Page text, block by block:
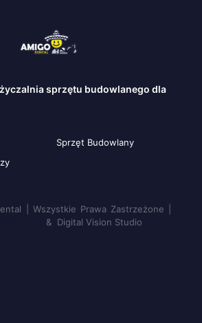
sprzętu budowlanego dla
Sprzęt Budowlany
| Wszystkie Prawa Zastrzeżone |
& Digital Vision Studio